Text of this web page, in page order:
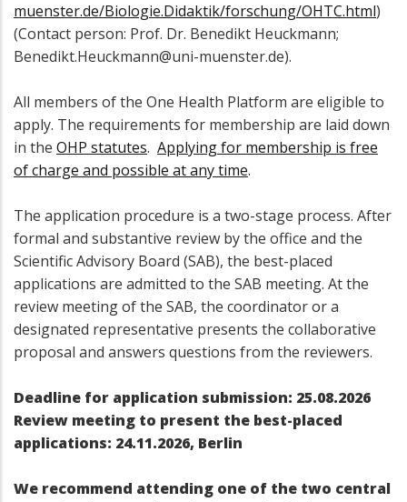
muenster.de/Biologie.Didaktik/forschung/OHTC.html)
(Contact person: Prof. Dr. Benedikt Heuckmann;
Benedikt.Heuckmann@uni-muenster.de).
All members of the One Health Platform are eligible to
apply. The requirements for membership are laid down
in the OHP statutes. Applying for membership is free
of charge and possible at any time.
The application procedure is a two-stage process. After
formal and substantive review by the office and the
Scientific Advisory Board (SAB), the best-placed
applications are admitted to the SAB meeting. At the
review meeting of the SAB, the coordinator or a
designated representative presents the collaborative
proposal and answers questions from the reviewers.
Deadline for application submission: 25.08.2026
Review meeting to present the best-placed
applications: 24.11.2026, Berlin
We recommend attending one of the two central